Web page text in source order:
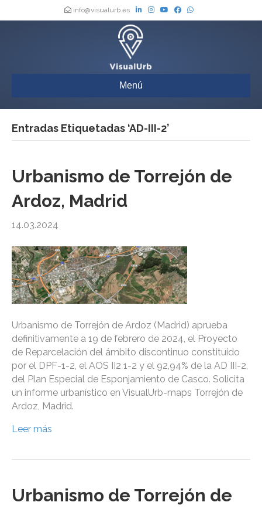
info@visualurb.es
Menú
Entradas Etiquetadas ‘AD-III-2’
Urbanismo de Torrejón de
Ardoz, Madrid
14.03.2024
Urbanismo de Torrejón de Ardoz (Madrid) aprueba
definitivamente a 19 de febrero de 2024, el Proyecto
de Reparcelación del ámbito discontinuo constituido
por el DPF-1-2, el AOS II2 1-2 y el 92,94% de la AD III-2,
del Plan Especial de Esponjamiento de Casco. Solicita
un informe urbanístico en VisualUrb-maps Torrejón de
Ardoz, Madrid.
Leer más
Urbanismo de Torrejón de